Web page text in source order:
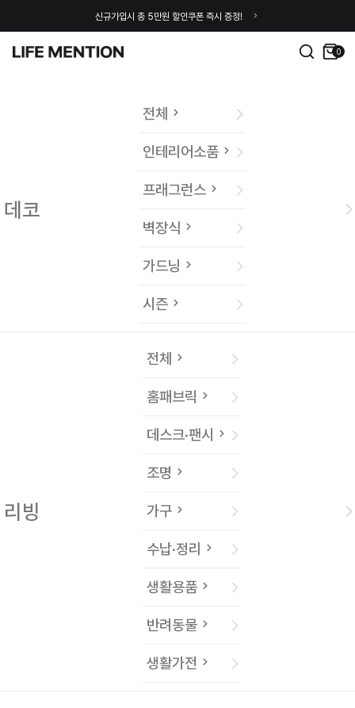
신규가입시 총 5만원 할인쿠폰 즉시 증정!
0
데코
전체
인테리어소품
프래그런스
벽장식
가드닝
시즌
리빙
전체
홈패브릭
데스크·팬시
조명
가구
수납·정리
생활용품
반려동물
생활가전